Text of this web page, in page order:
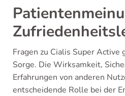
Fragen zu Cialis Super Active
Sorge. Die Wirksamkeit,
Erfahrungen von anderen
entscheidende Rolle bei der